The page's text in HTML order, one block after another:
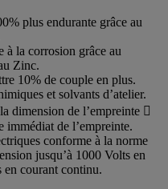
plus endurante grâce au
à la corrosion grâce au
Zinc.
10% de couple en plus.
et solvants d’atelier.
dimension de l’empreinte 
immédiat de l’empreinte.
conforme à la norme
jusqu’à 1000 Volts en
courant continu.